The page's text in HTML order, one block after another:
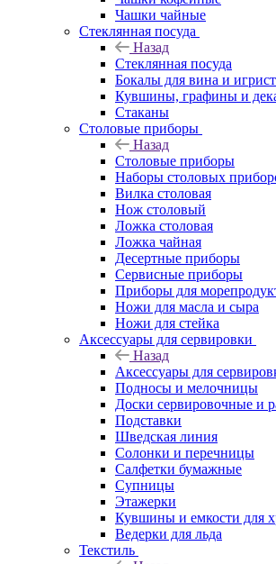
Чашки чайные
Стеклянная посуда
Назад
Стеклянная посуда
Бокалы для вина и
Кувшины, графины и
Стаканы
Столовые приборы
Назад
Столовые приборы
Наборы столовых
Вилка столовая
Нож столовый
Ложка столовая
Ложка чайная
Десертные приборы
Сервисные приборы
Приборы для
Ножи для масла и сыра
Ножи для стейка
Аксессуары для сервировки
Назад
Аксессуары для
Подносы и мелочницы
Доски сервировочные и
Подставки
Шведская линия
Солонки и перечницы
Салфетки бумажные
Супницы
Этажерки
Кувшины и емкости для
Ведерки для льда
Текстиль